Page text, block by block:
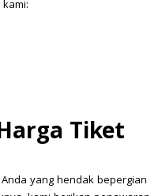
Tiket
yang hendak bepergian